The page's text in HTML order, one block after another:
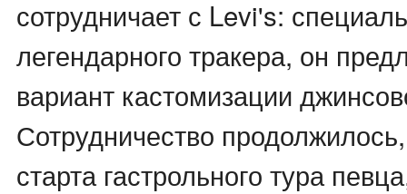
сотрудничает с Levi's:
легендарного тракера, он
вариант кастомизации
Сотрудничество
старта гастрольного тура